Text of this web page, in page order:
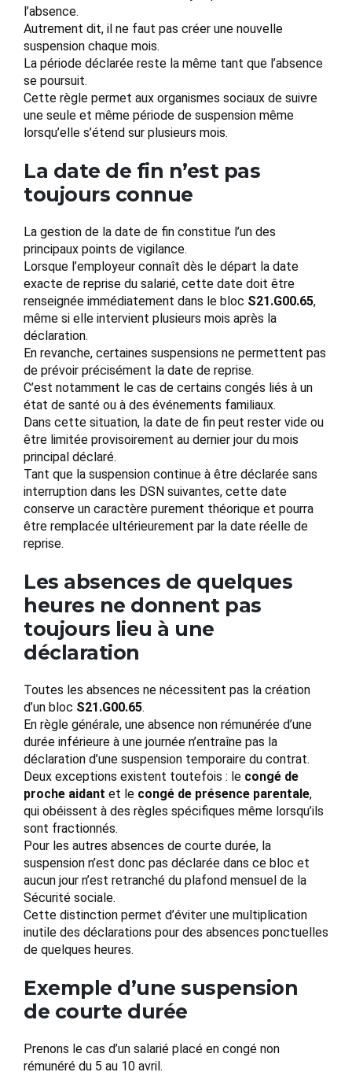
l’absence.
Autrement dit, il ne faut pas créer une nouvelle
suspension chaque mois.
La période déclarée reste la même tant que l’absence
se poursuit.
Cette règle permet aux organismes sociaux de suivre
une seule et même période de suspension même
lorsqu’elle s’étend sur plusieurs mois.
La date de fin n’est pas
toujours connue
La gestion de la date de fin constitue l’un des
principaux points de vigilance.
Lorsque l’employeur connaît dès le départ la date
exacte de reprise du salarié, cette date doit être
renseignée immédiatement dans le bloc S21.G00.65,
même si elle intervient plusieurs mois après la
déclaration.
En revanche, certaines suspensions ne permettent pas
de prévoir précisément la date de reprise.
C’est notamment le cas de certains congés liés à un
état de santé ou à des événements familiaux.
Dans cette situation, la date de fin peut rester vide ou
être limitée provisoirement au dernier jour du mois
principal déclaré.
Tant que la suspension continue à être déclarée sans
interruption dans les DSN suivantes, cette date
conserve un caractère purement théorique et pourra
être remplacée ultérieurement par la date réelle de
reprise.
Les absences de quelques
heures ne donnent pas
toujours lieu à une
déclaration
Toutes les absences ne nécessitent pas la création
d’un bloc S21.G00.65.
En règle générale, une absence non rémunérée d’une
durée inférieure à une journée n’entraîne pas la
déclaration d’une suspension temporaire du contrat.
Deux exceptions existent toutefois : le congé de
proche aidant et le congé de présence parentale,
qui obéissent à des règles spécifiques même lorsqu’ils
sont fractionnés.
Pour les autres absences de courte durée, la
suspension n’est donc pas déclarée dans ce bloc et
aucun jour n’est retranché du plafond mensuel de la
Sécurité sociale.
Cette distinction permet d’éviter une multiplication
inutile des déclarations pour des absences ponctuelles
de quelques heures.
Exemple d’une suspension
de courte durée
Prenons le cas d’un salarié placé en congé non
rémunéré du 5 au 10 avril.